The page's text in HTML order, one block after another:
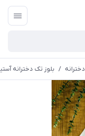
دخترانه / بلوز تک دخترانه آستین